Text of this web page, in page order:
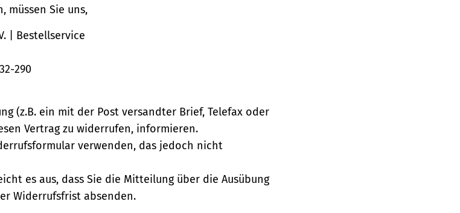
müssen Sie uns,
| Bestellservice
290
(z.B. ein mit der Post versandter Brief, Telefax oder
Vertrag zu widerrufen, informieren.
verwenden, das jedoch nicht
es aus, dass Sie die Mitteilung über die Ausübung
Widerrufsfrist absenden.